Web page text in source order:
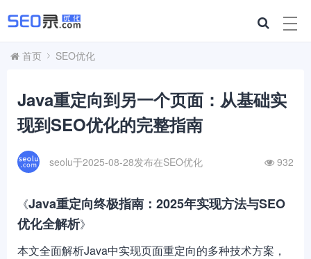
首页 SEO优化
Java重定向到另一个页面：从基础实
现到SEO优化的完整指南
seolu于2025-08-28发布在SEO优化 932
《Java重定向终极指南：2025年实现方法与SEO
优化全解析》
本文全面解析Java中实现页面重定向的多种技术方案，